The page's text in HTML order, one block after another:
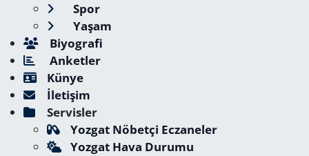
Spor
Yaşam
Biyografi
Anketler
Künye
İletişim
Servisler
Yozgat Nöbetçi Eczaneler
Yozgat Hava Durumu